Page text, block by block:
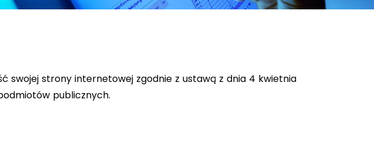
swojej strony internetowej zgodnie z ustawą z dnia 4 kwietnia
publicznych.